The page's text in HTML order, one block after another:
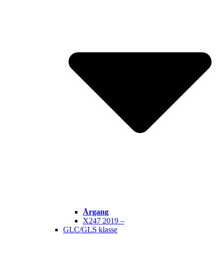
Årgang
X247 2019 –
GLC/GLS klasse